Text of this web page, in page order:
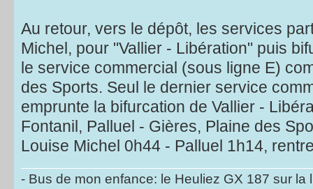
Au retour, vers le dépôt, les services
Michel, pour "Vallier - Libération" puis
le service commercial (sous ligne E)
des Sports. Seul le dernier service
emprunte la bifurcation de Vallier -
Fontanil, Palluel - Gières, Plaine des
Louise Michel 0h44 - Palluel 1h14,
- Bus de mon enfance: le Heuliez GX 187 sur la